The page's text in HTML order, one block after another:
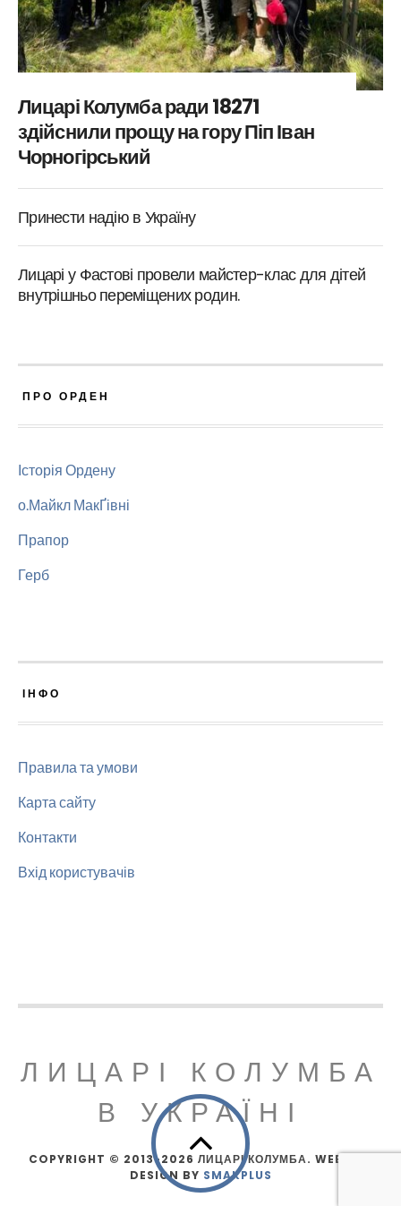
Лицарі Колумба ради 18271
здійснили прощу на гору Піп Іван
Чорногірський
Принести надію в Україну
Лицарі у Фастові провели майстер-клас для дітей
внутрішньо переміщених родин.
ПРО ОРДЕН
Історія Ордену
о.Майкл МакҐівні
Прапор
Герб
ІНФО
Правила та умови
Карта сайту
Контакти
Вхід користувачів
ЛИЦАРІ КОЛУМБА
В УКРАЇНІ
COPYRIGHT © 2013-2026 ЛИЦАРІ КОЛУМБА. WEBSITE
DESIGN BY SMAKPLUS